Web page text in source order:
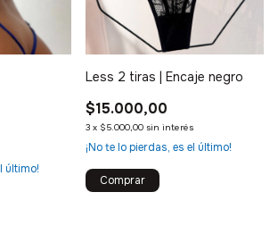
último!
Less 2 tiras | Encaje negro
$15.000,00
3 x $5.000,00 sin interés
¡No te lo pierdas, es el último!